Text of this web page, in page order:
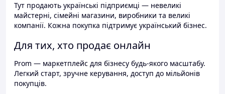
Тут продають українські підприємці — невеликі
майстерні, сімейні магазини, виробники та великі
компанії. Кожна покупка підтримує український бізнес.
Для тих, хто продає онлайн
Prom — маркетплейс для бізнесу будь-якого масштабу.
Легкий старт, зручне керування, доступ до мільйонів
покупців.